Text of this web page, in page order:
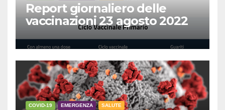
Report giornaliero delle
vaccinazioni 23 agosto 2022
COVID-19 EMERGENZA SALUTE